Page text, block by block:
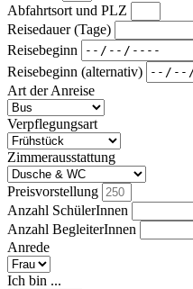
Abfahrtsort und PLZ
Reisedauer (Tage)
Reisebeginn
Reisebeginn (alternativ)
Art der Anreise
Verpflegungsart
Zimmerausstattung
Preisvorstellung
Anzahl SchülerInnen
Anzahl BegleiterInnen
Anrede
Ich bin ...